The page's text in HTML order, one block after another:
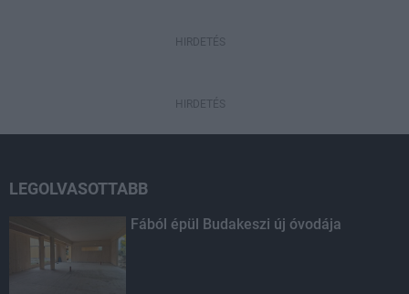
HIRDETÉS
HIRDETÉS
LEGOLVASOTTABB
Fából épül Budakeszi új óvodája